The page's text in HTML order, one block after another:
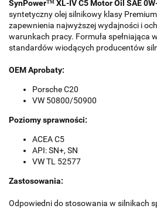
SynPower™ XL-IV C5 Motor Oil SAE
syntetyczny olej silnikowy klasy
zapewnienia najwyższej wydajności i
warunkach pracy. Formuła spełniająca
standardów wiodących producentów
OEM Aprobaty:
Porsche C20
VW 50800/50900
Poziomy sprawności:
ACEA C5
API: SN+, SN
VW TL 52577
Zastosowania:
Odpowiedni do stosowania w silnikach